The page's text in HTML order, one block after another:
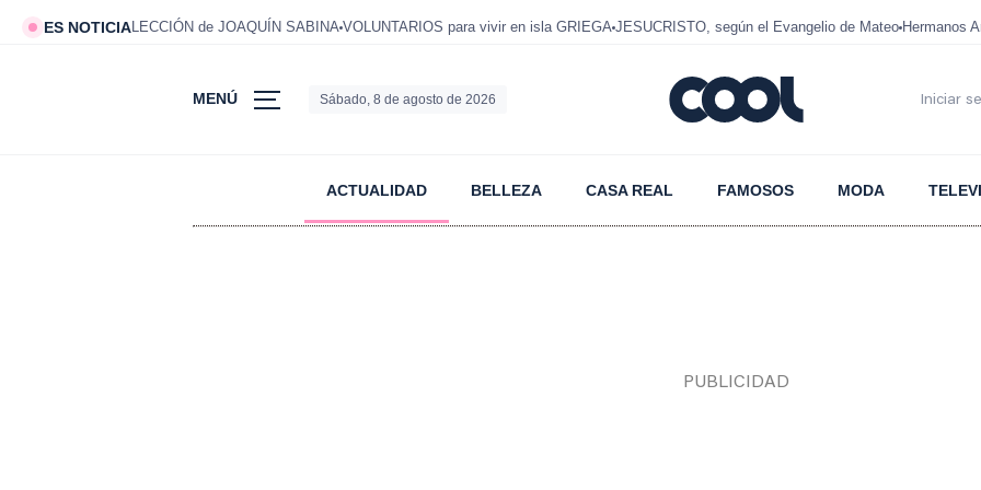
ES NOTICIALECCIÓN de JOAQUÍN SABINA VOLUNTARIOS para vivir en isla GRIEGA JESUCRISTO, según el Evangelio de Mateo Hermanos
MENÚ Sábado, 8 de agosto de 2026 Iniciar
ACTUALIDAD BELLEZA CASA REAL FAMOSOS MODA